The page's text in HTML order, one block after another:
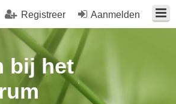
Aanmelden
Registreer
bij het